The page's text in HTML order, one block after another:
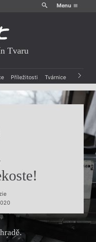
Menu
Tvaru
Příležitosti Tvárnice Archiv